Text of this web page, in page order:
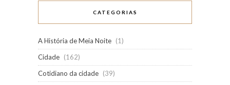
CATEGORIAS
A História de Meia Noite (1)
Cidade (162)
Cotidiano da cidade (39)